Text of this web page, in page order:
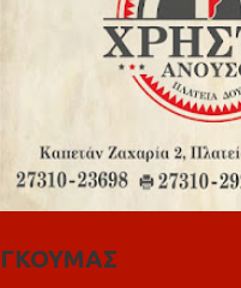
ΓΚΟΥΜΑΣ